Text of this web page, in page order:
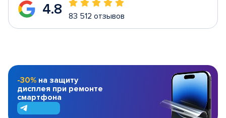
4.8 83 512 отзывов
-30% на защиту
дисплея при ремонте
смартфона